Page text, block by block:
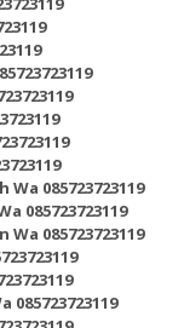
085723723119
085723723119
085723723119